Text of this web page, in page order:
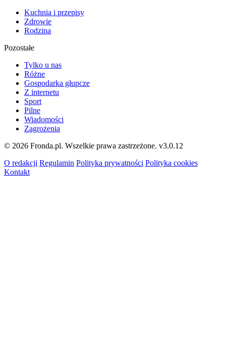
Kuchnia i przepisy
Zdrowie
Rodzina
Pozostałe
Tylko u nas
Różne
Gospodarka głupcze
Z internetu
Sport
Pilne
Wiadomości
Zagrożenia
© 2026 Fronda.pl. Wszelkie prawa zastrzeżone. v3.0.12
O redakcji Regulamin Polityka prywatności Polityka cookies
Kontakt